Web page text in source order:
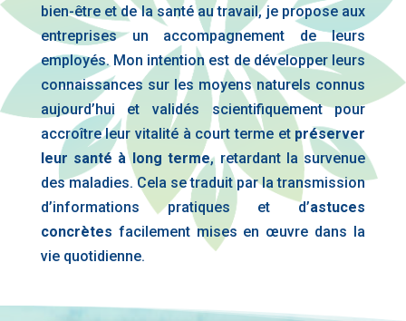
bien-être et de la santé au travail, je propose aux
entreprises un accompagnement de leurs
employés. Mon intention est de développer leurs
connaissances sur les moyens naturels connus
aujourd’hui et validés scientifiquement pour
accroître leur vitalité à court terme et préserver
leur santé à long terme, retardant la survenue
des maladies. Cela se traduit par la transmission
d’informations pratiques et d’astuces
concrètes facilement mises en œuvre dans la
vie quotidienne.